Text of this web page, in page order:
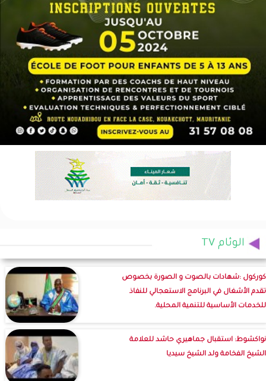
الوئام TV
كوركول :شهادات بالصوت و الصورة بخصوص
تقدم الأشغال في البرنامج الاستعجالي للنفاذ
للخدمات الأساسية للتنمية المحلية.
نواكشوط: استقبال جماهيري حاشد للعلامة
الشيخ الفخامة ولد الشيخ سيديا